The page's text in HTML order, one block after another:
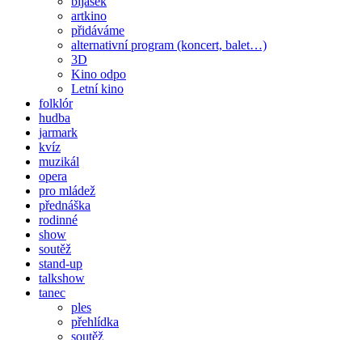
artkino
přidáváme
alternativní program (koncert, balet…)
3D
Kino odpo
Letní kino
folklór
hudba
jarmark
kvíz
muzikál
opera
pro mládež
přednáška
rodinné
show
soutěž
stand-up
talkshow
tanec
ples
přehlídka
soutěž